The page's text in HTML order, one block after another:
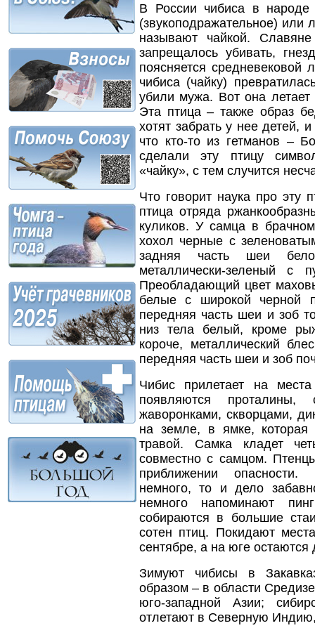
В России чибиса в
(звукоподражательное) или
называют чайкой.
запрещалось убивать,
поясняется средневековой
чибиса (чайку)
убили мужа. Вот она летает
Эта птица – также образ
хотят забрать у нее детей,
что кто-то из гетманов –
сделали эту птицу
«чайку», с тем случится
Что говорит наука про эту
птица отряда
куликов. У самца в
хохол черные с
задняя часть шеи
металлически-зеленый с
Преобладающий цвет
белые с широкой черной
передняя часть шеи и зоб
низ тела белый, кроме
короче, металлический
передняя часть шеи и зоб
Чибис прилетает на
появляются
жаворонками, скворцами,
на земле, в ямке, которая
травой. Самка кладет
совместно с самцом.
приближении
немного, то и дело
немного напоминают
собираются в большие
сотен птиц. Покидают
сентябре, а на юге остаются
Зимуют чибисы в
образом – в области
юго-западной Азии;
отлетают в Северную